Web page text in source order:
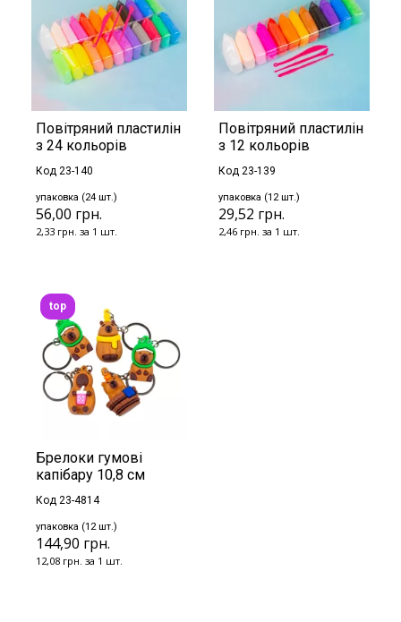
Повітряний пластилін
з 24 кольорів
Код 23-140
упаковка (24 шт.)
56,00 грн.
2,33 грн. за 1 шт.
Повітряний пластилін
з 12 кольорів
Код 23-139
упаковка (12 шт.)
29,52 грн.
2,46 грн. за 1 шт.
Брелоки гумові
капібару 10,8 см
Код 23-4814
упаковка (12 шт.)
144,90 грн.
12,08 грн. за 1 шт.
top